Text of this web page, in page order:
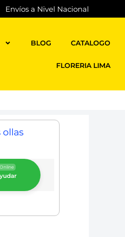
Envíos a Nivel Nacional
BLOG CATALOGO
FLORERIA LIMA
ollas
Online